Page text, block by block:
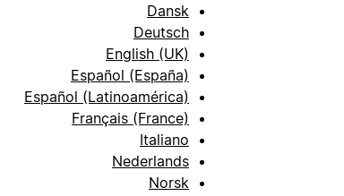
Dansk
Deutsch
English (UK)
Español (España)
Español (Latinoamérica)
Français (France)
Italiano
Nederlands
Norsk